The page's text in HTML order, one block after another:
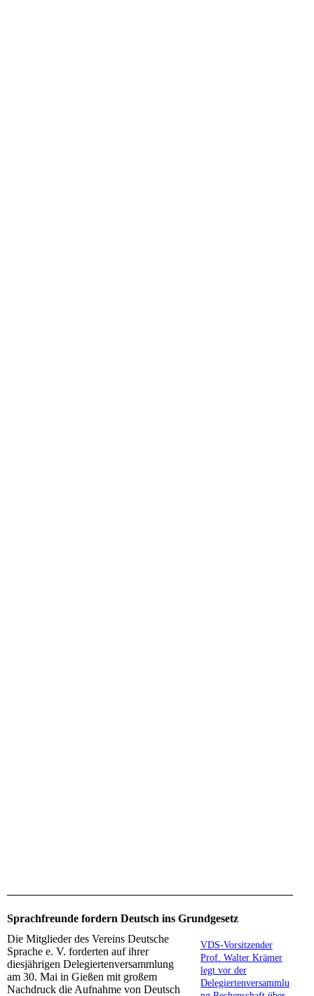
Sprachfreunde fordern Deutsch ins Grundgesetz
VDS-Vorsitzender
Prof. Walter Krämer
legt vor der
Delegiertenversammlu
Die Mitglieder des Vereins Deutsche
Sprache e. V. forderten auf ihrer
diesjährigen Delegiertenversammlung
am 30. Mai in Gießen mit großem
Nachdruck die Aufnahme von Deutsch